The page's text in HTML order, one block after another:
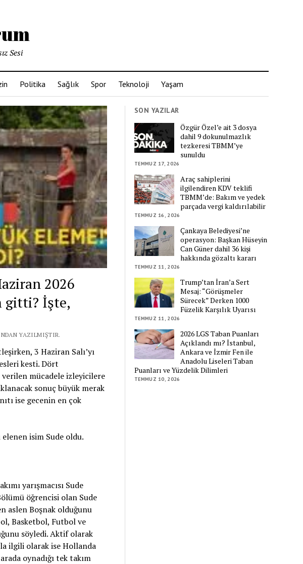
Sesi
Politika Sağlık Spor Teknoloji Yaşam
2026
gitti? İşte,
YAZILMIŞTIR.
3 Haziran Salı’yı
kesti. Dört
verilen mücadele izleyicilere
sonuç büyük merak
ise gecenin en çok
elenen isim Sude oldu.
yarışmacısı Sude
öğrencisi olan Sude
aslen Boşnak olduğunu
Basketbol, Futbol ve
söyledi. Aktif olarak
ilgili olarak ise Hollanda
oynadığı tek takım
SON YAZILAR
Özgür Özel’e ait 3 dosya
dahil 9 dokunulmazlık
tezkeresi TBMM’ye
sunuldu
TEMMUZ 17, 2026
Araç sahiplerini
ilgilendiren KDV teklifi
TBMM’de: Bakım ve yedek
parçada vergi kaldırılabilir
TEMMUZ 16, 2026
Çankaya Belediyesi’ne
operasyon: Başkan Hüseyin
Can Güner dahil 36 kişi
hakkında gözaltı kararı
TEMMUZ 11, 2026
Trump’tan İran’a Sert
Mesaj: “Görüşmeler
Sürecek” Derken 1000
Füzelik Karşılık Uyarısı
TEMMUZ 11, 2026
2026 LGS Taban Puanları
Açıklandı mı? İstanbul,
Ankara ve İzmir Fen ile
Anadolu Liseleri Taban
Puanları ve Yüzdelik Dilimleri
TEMMUZ 10, 2026